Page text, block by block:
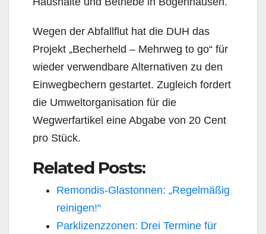
Wegen der Abfallflut hat die DUH das
Projekt „Becherheld – Mehrweg to go“ für
wieder verwendba­re Alternativen zu den
Einwegbechern gestartet. Zugleich fordert
die Umweltorganisation für die
Wegwerfartikel eine Abgabe von 20 Cent
pro Stück.
Related Posts:
Remondis-Glastonnen: „Regelmäßig
reinigen!“
Parklizenzzonen: Drei Termine für